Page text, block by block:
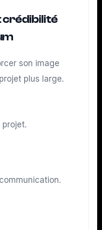
crédibilité
son image
plus large.